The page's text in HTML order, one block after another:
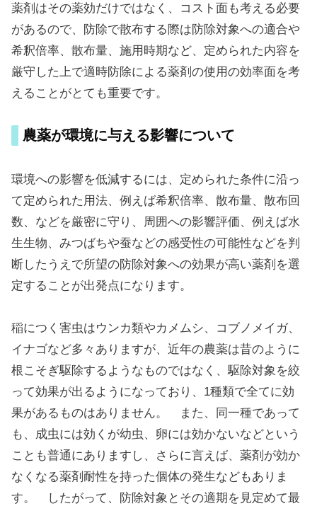
薬剤はその薬効だけではなく、コスト面も考える必要
があるので、防除で散布する際は防除対象への適合や
希釈倍率、散布量、施用時期など、定められた内容を
厳守した上で適時防除による薬剤の使用の効率面を考
えることがとても重要です。
農薬が環境に与える影響について
環境への影響を低減するには、定められた条件に沿っ
て定められた用法、例えば希釈倍率、散布量、散布回
数、などを厳密に守り、周囲への影響評価、例えば水
生生物、みつばちや蚕などの感受性の可能性などを判
断したうえで所望の防除対象への効果が高い薬剤を選
定することが出発点になります。
稲につく害虫はウンカ類やカメムシ、コブノメイガ、
イナゴなど多々ありますが、近年の農薬は昔のように
根こそぎ駆除するようなものではなく、駆除対象を絞
って効果が出るようになっており、1種類で全てに効
果があるものはありません。 また、同一種であって
も、成虫には効くが幼虫、卵には効かないなどという
ことも普通にありますし、さらに言えば、薬剤が効か
なくなる薬剤耐性を持った個体の発生などもありま
す。 したがって、防除対象とその適期を見定めて最